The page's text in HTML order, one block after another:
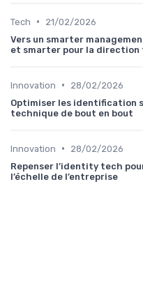
Tech •
21/02/2026
Vers un smarter
et smarter pour la direction
Innovation •
28/02/2026
Optimiser les identification
technique de bout en bout
Innovation •
28/02/2026
Repenser l’identity tech
l’échelle de l’entreprise